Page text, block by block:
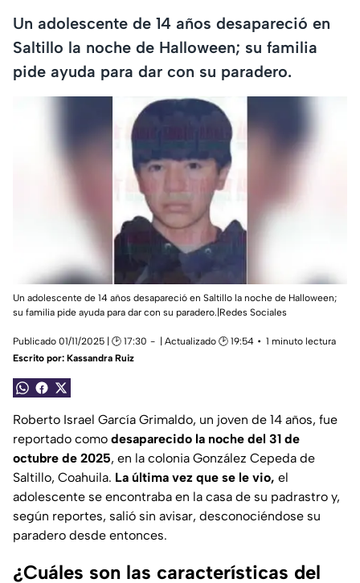
Un adolescente de 14 años desapareció en
Saltillo la noche de Halloween; su familia
pide ayuda para dar con su paradero.
Un adolescente de 14 años desapareció en Saltillo la noche de Halloween;
su familia pide ayuda para dar con su paradero.|Redes Sociales
Publicado 01/11/2025 | 🕑 17:30 | Actualizado 🕑 19:54
1 minuto lectura
Escrito por: Kassandra Ruiz
Roberto Israel García Grimaldo, un joven de 14 años, fue
reportado como desaparecido la noche del 31 de
octubre de 2025, en la colonia González Cepeda de
Saltillo, Coahuila. La última vez que se le vio, el
adolescente se encontraba en la casa de su padrastro y,
según reportes, salió sin avisar, desconociéndose su
paradero desde entonces.
¿Cuáles son las características del